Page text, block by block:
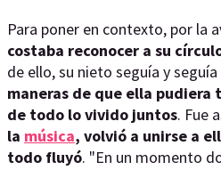
Para poner en contexto, por la
costaba reconocer a su
de ello, su nieto seguía y
maneras de que ella
de todo lo vivido juntos. Fue
la música, volvió a unirse a
todo fluyó. "En un momento